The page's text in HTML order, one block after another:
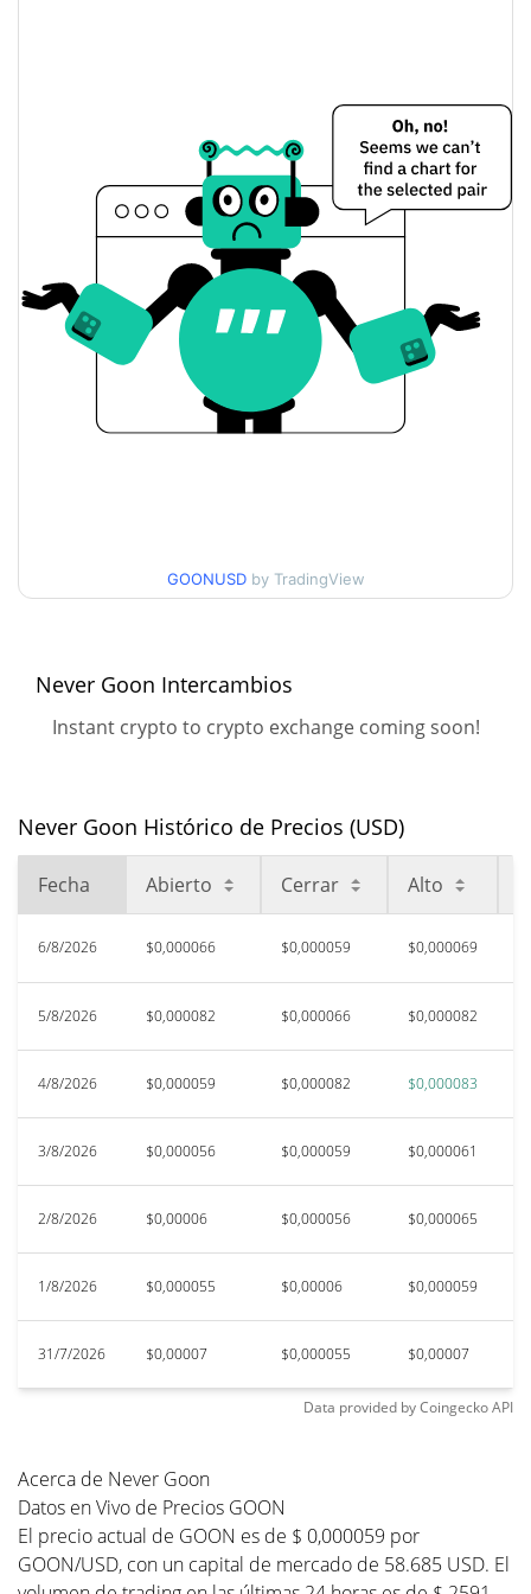
$0,000059997975
Apertura/cierre de ayer
$0,000058702277 /
$0,000059997975
Volumen de ayer $2662,2338
Historial de precios de Never Goon
Mínimo/máximo en 7 días
$0,000050751026 /
Mínimo/máximo en 90
$0,000050751026 /
Mínimo/máximo en 52
All Time Low
jul. 18, 2026 (19 days ago)
$0,00003659
60.53%
GOONUSD by TradingView
Never Goon Intercambios
Instant crypto to crypto exchange coming soon!
Never Goon Histórico de Precios (USD)
Fecha Abierto Cerrar Alto
6/8/2026 $0,000066 $0,000059 $0,000069
5/8/2026 $0,000082 $0,000066 $0,000082
4/8/2026 $0,000059 $0,000082 $0,000083
3/8/2026 $0,000056 $0,000059 $0,000061
2/8/2026 $0,00006 $0,000056 $0,000065
1/8/2026 $0,000055 $0,00006 $0,000059
31/7/2026 $0,00007 $0,000055 $0,00007
Data provided byCoingeckoAPI
Acerca de Never Goon
Datos en Vivo de Precios GOON
El precio actual de GOON es de $ 0,000059 por
GOON/USD, con un capital de mercado de 58.685 USD. El